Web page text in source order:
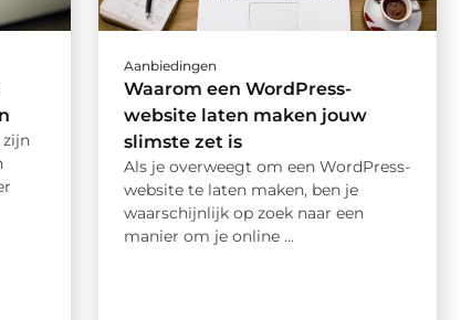
Aanbiedingen
Waarom een WordPress-
website laten maken jouw
slimste zet is
Als je overweegt om een WordPress-
website te laten maken, ben je
waarschijnlijk op zoek naar een
manier om je online ...